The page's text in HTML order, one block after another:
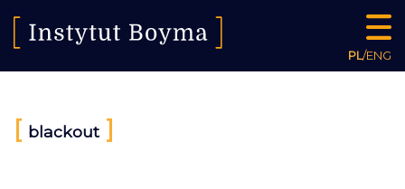
PL/ENG
[ blackout ]